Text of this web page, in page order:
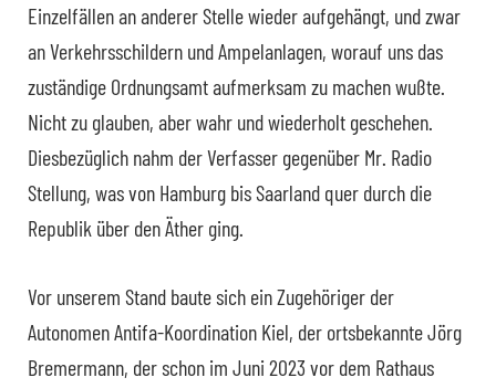
Einzelfällen an anderer Stelle wieder aufgehängt, und zwar
an Verkehrsschildern und Ampelanlagen, worauf uns das
zuständige Ordnungsamt aufmerksam zu machen wußte.
Nicht zu glauben, aber wahr und wiederholt geschehen.
Diesbezüglich nahm der Verfasser gegenüber Mr. Radio
Stellung, was von Hamburg bis Saarland quer durch die
Republik über den Äther ging.
Vor unserem Stand baute sich ein Zugehöriger der
Autonomen Antifa-Koordination Kiel, der ortsbekannte Jörg
Bremermann, der schon im Juni 2023 vor dem Rathaus